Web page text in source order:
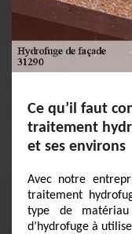
Ce qu’il faut
traitement
et ses environs
Avec notre
traitement
type de
d’hydrofuge à